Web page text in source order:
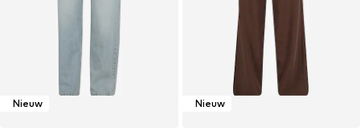
Nieuw Nieuw